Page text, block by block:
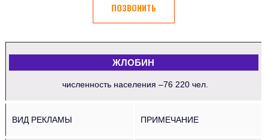
ПОЗВОНИТЬ
ЖЛОБИН
численность населения –76 220 чел.
ВИД РЕКЛАМЫ ПРИМЕЧАНИЕ